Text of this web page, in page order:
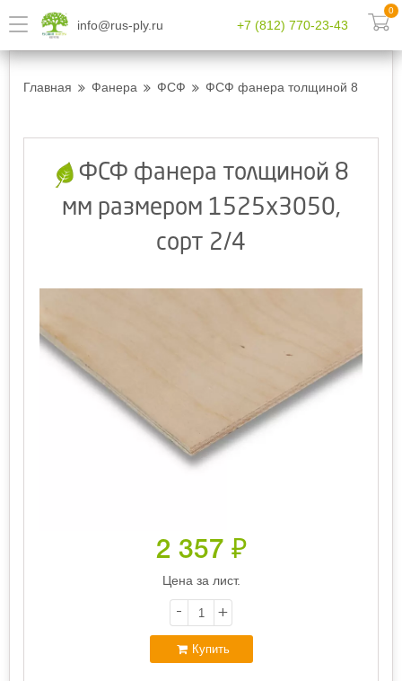
info@rus-ply.ru +7 (812) 770-23-43
0
Главная Фанера ФСФ ФСФ фанера толщиной 8 мм
ФСФ фанера толщиной 8
мм размером 1525х3050,
сорт 2/4
2 357 ₽
Цена за лист.
- +
Купить